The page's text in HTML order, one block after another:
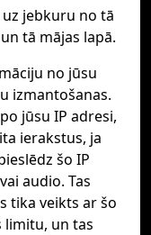
jebkuru no tā
tā mājas lapā.
no jūsu
izmantošanas.
jūsu IP adresi,
ierakstus, ja
šo IP
audio. Tas
tika veikts ar šo
limitu, un tas